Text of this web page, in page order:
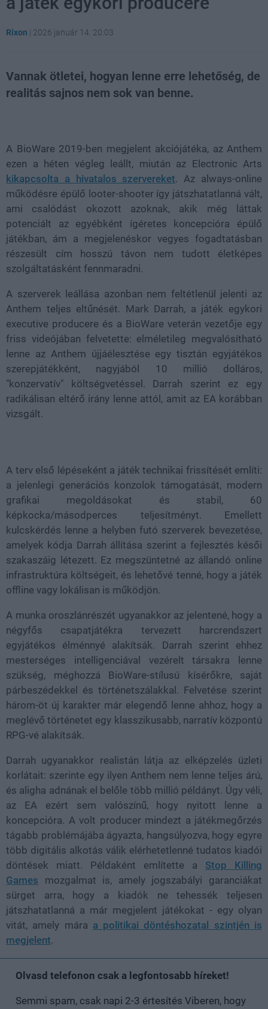
Rixon | 2026 január 14. 20:03
Vannak ötletei, hogyan lenne erre lehetőség, de
realitás sajnos nem sok van benne.
A BioWare 2019-ben megjelent akciójátéka, az Anthem
ezen a héten végleg leállt, miután az Electronic Arts
kikapcsolta a hivatalos szervereket. Az always-online
működésre épülő looter-shooter így játszhatatlanná vált,
ami csalódást okozott azoknak, akik még láttak
potenciált az egyébként ígéretes koncepcióra épülő
játékban, ám a megjelenéskor vegyes fogadtatásban
részesült cím hosszú távon nem tudott életképes
szolgáltatásként fennmaradni.
A szerverek leállása azonban nem feltétlenül jelenti az
Anthem teljes eltűnését. Mark Darrah, a játék egykori
executive producere és a BioWare veterán vezetője egy
friss videójában felvetette: elméletileg megvalósítható
lenne az Anthem újjáélesztése egy tisztán egyjátékos
szerepjátékként, nagyjából 10 millió dolláros,
"konzervatív" költségvetéssel. Darrah szerint ez egy
radikálisan eltérő irány lenne attól, amit az EA korábban
vizsgált.
A terv első lépéseként a játék technikai frissítését említi:
a jelenlegi generációs konzolok támogatását, modern
grafikai megoldásokat és stabil, 60
képkocka/másodperces teljesítményt. Emellett
kulcskérdés lenne a helyben futó szerverek bevezetése,
amelyek kódja Darrah állítása szerint a fejlesztés késői
szakaszáig létezett. Ez megszüntetné az állandó online
infrastruktúra költségeit, és lehetővé tenné, hogy a játék
offline vagy lokálisan is működjön.
A munka oroszlánrészét ugyanakkor az jelentené, hogy a
négyfős csapatjátékra tervezett harcrendszert
egyjátékos élménnyé alakítsák. Darrah szerint ehhez
mesterséges intelligenciával vezérelt társakra lenne
szükség, méghozzá BioWare-stílusú kísérőkre, saját
párbeszédekkel és történetszálakkal. Felvetése szerint
három-öt új karakter már elegendő lenne ahhoz, hogy a
meglévő történetet egy klasszikusabb, narratív központú
RPG-vé alakítsák.
Darrah ugyanakkor realistán látja az elképzelés üzleti
korlátait: szerinte egy ilyen Anthem nem lenne teljes árú,
és aligha adnának el belőle több millió példányt. Úgy véli,
az EA ezért sem valószínű, hogy nyitott lenne a
koncepcióra. A volt producer mindezt a játékmegőrzés
tágabb problémájába ágyazta, hangsúlyozva, hogy egyre
több digitális alkotás válik elérhetetlenné tudatos kiadói
döntések miatt. Példaként említette a Stop Killing
Games mozgalmat is, amely jogszabályi garanciákat
sürget arra, hogy a kiadók ne tehessék teljesen
játszhatatlanná a már megjelent játékokat - egy olyan
vitát, amely mára a politikai döntéshozatal szintjén is
megjelent.
Olvasd telefonon csak a legfontosabb híreket!
Semmi spam, csak napi 2-3 értesítés Viberen, hogy